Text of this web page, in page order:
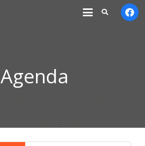
Agenda